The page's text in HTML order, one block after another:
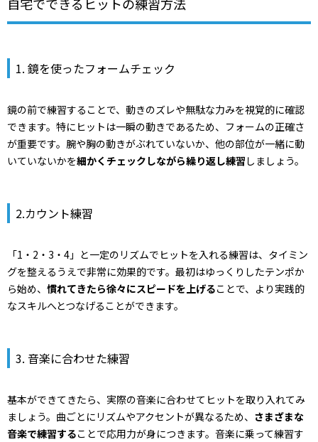
1. 鏡を使ったフォームチェック
鏡の前で練習することで、動きのズレや無駄な力みを視覚的に確認
できます。特にヒットは一瞬の動きであるため、フォームの正確さ
が重要です。腕や胸の動きがぶれていないか、他の部位が一緒に動
いていないかを細かくチェックしながら繰り返し練習 しましょう。
2.カウント練習
「1・2・3・4」と一定のリズムでヒットを入れる練習は、タイミン
グを整えるうえで非常に効果的です。最初はゆっくりしたテンポか
ら始め、 慣れてきたら徐々にスピードを上げることで、より実践的
なスキルへとつなげることができます。
3. 音楽に合わせた練習
基本ができてきたら、実際の音楽に合わせてヒットを取り入れてみ
ましょう。曲ごとにリズムやアクセントが異なるため、 さまざまな
音楽で練習することで応用力が身につきます。音楽に乗って練習す